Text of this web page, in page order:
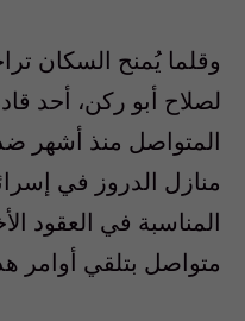
وقلما يُمنح السكان
لصلاح أبو ركن، أحد
المتواصل منذ أشهر
منازل الدروز في
المناسبة في العقود
متواصل بتلقي أوامر